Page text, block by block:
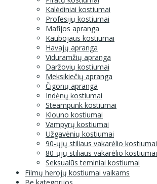
Kalėdiniai kostiumai
Profesijų kostiumai
Mafijos apranga
Kaubojaus kostiumai
Havajų apranga
Viduramžių apranga
Daržovių kostiumai
Meksikiečių apranga
Čigonų apranga
Indėnų kostiumai
Steampunk kostiumai
Klouno kostiumai
Vampyrų kostiumai
Užgavėnių kostiumai
90-ųjų stiliaus vakarėlio kostiumai
80-ųjų stiliaus vakarėlio kostiumai
Seksualūs teminiai kostiumai
Filmų herojų kostiumai vaikams
Be kategorijos